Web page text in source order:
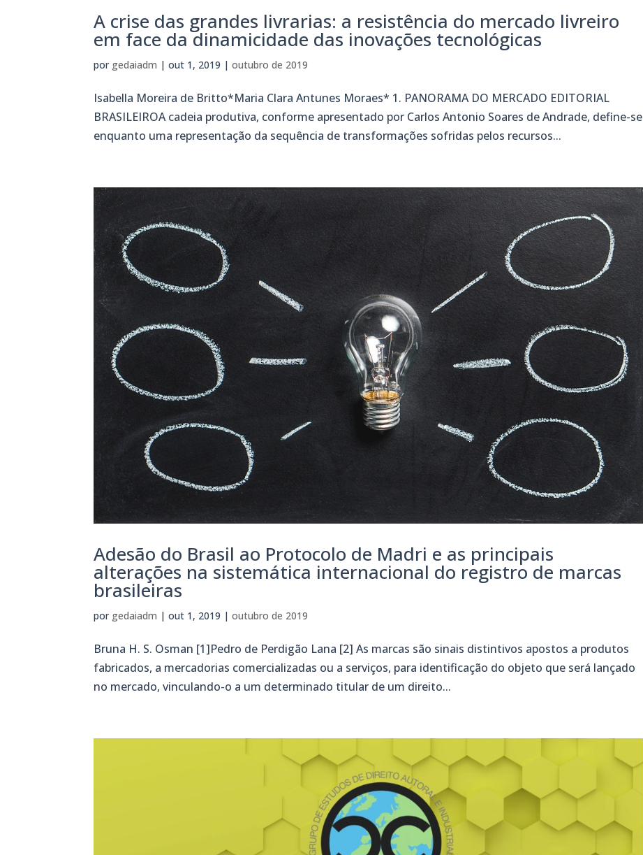
A crise das grandes livrarias: a resistência do mercado livreiro
em face da dinamicidade das inovações tecnológicas
por gedaiadm |out 1, 2019 |outubro de 2019
Isabella Moreira de Britto*Maria Clara Antunes Moraes* 1. PANORAMA DO MERCADO EDITORIAL
BRASILEIROA cadeia produtiva, conforme apresentado por Carlos Antonio Soares de Andrade, define-se
enquanto uma representação da sequência de transformações sofridas pelos recursos...
Adesão do Brasil ao Protocolo de Madri e as principais
alterações na sistemática internacional do registro de marcas
brasileiras
por gedaiadm |out 1, 2019 |outubro de 2019
Bruna H. S. Osman [1]Pedro de Perdigão Lana [2] As marcas são sinais distintivos apostos a produtos
fabricados, a mercadorias comercializadas ou a serviços, para identificação do objeto que será lançado
no mercado, vinculando-o a um determinado titular de um direito...